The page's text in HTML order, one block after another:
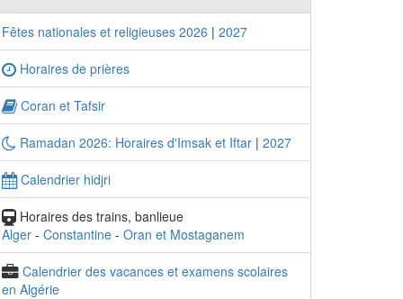
Fêtes nationales et religieuses 2026 | 2027
Horaires de prières
Coran et Tafsir
Ramadan 2026: Horaires d'Imsak et Iftar | 2027
Calendrier hidjri
Horaires des trains, banlieue
Alger - Constantine - Oran et Mostaganem
Calendrier des vacances et examens scolaires
en Algérie